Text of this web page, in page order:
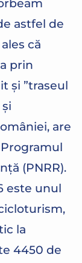
astfel de
că
prin
și ”traseul
are
(PNRR).
este unul
la
4450 de